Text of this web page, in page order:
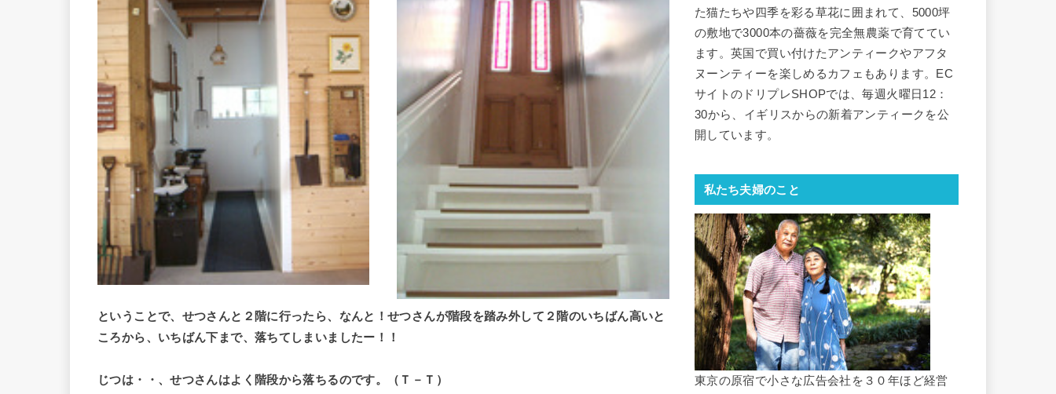
ということで、せつさんと２階に行ったら、なんと！せつさんが階段を踏み外して２階のいちばん高いと
ころから、いちばん下まで、落ちてしまいましたー！！
じつは・・、せつさんはよく階段から落ちるのです。（Ｔ－Ｔ）
た猫たちや四季を彩る草花に囲まれて、5000坪
の敷地で3000本の薔薇を完全無農薬で育ててい
ます。英国で買い付けたアンティークやアフタ
ヌーンティーを楽しめるカフェもあります。EC
サイトのドリプレSHOPでは、毎週火曜日12：
30から、イギリスからの新着アンティークを公
開しています。
私たち夫婦のこと
東京の原宿で小さな広告会社を３０年ほど経営